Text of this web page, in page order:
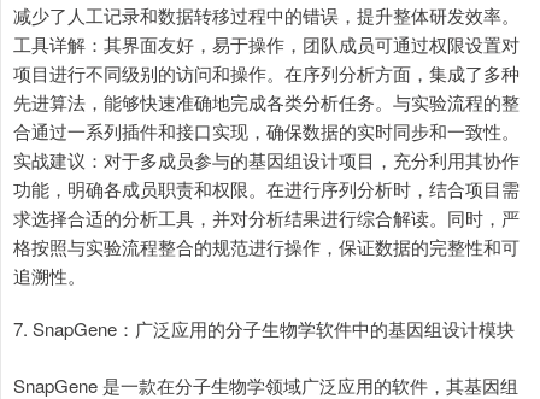
减少了人工记录和数据转移过程中的错误，提升整体研发效率。
工具详解：其界面友好，易于操作，团队成员可通过权限设置对
项目进行不同级别的访问和操作。在序列分析方面，集成了多种
先进算法，能够快速准确地完成各类分析任务。与实验流程的整
合通过一系列插件和接口实现，确保数据的实时同步和一致性。
实战建议：对于多成员参与的基因组设计项目，充分利用其协作
功能，明确各成员职责和权限。在进行序列分析时，结合项目需
求选择合适的分析工具，并对分析结果进行综合解读。同时，严
格按照与实验流程整合的规范进行操作，保证数据的完整性和可
追溯性。
7. SnapGene：广泛应用的分子生物学软件中的基因组设计模块
SnapGene 是一款在分子生物学领域广泛应用的软件，其基因组